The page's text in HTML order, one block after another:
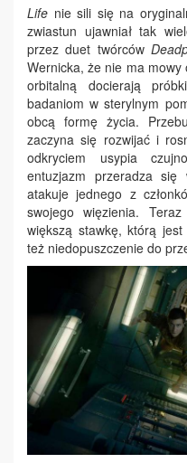
Life nie sili się na
zwiastun ujawniał tak
przez duet twórców
Wernicka, że nie ma
orbitalną docierają
badaniom w sterylnym
obcą formę życia.
zaczyna się rozwijać i
odkryciem usypia
entuzjazm przeradza
atakuje jednego z
swojego więzienia.
większą stawkę, którą
też niedopuszczenie do